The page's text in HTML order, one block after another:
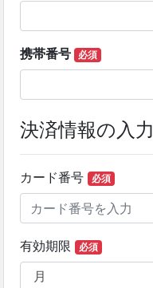
携帯番号 必須
決済情報の入力
カード番号 必須
有効期限 必須